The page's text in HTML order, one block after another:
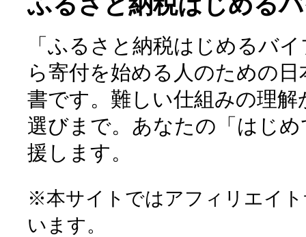
「ふるさと納税はじめるバ
ら寄付を始める人のための
書です。難しい仕組みの理
選びまで。あなたの「はじ
援します。
※本サイトではアフィリエイ
います。